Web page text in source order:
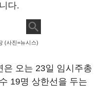
다.
(사진=뉴시스)
은 오는 23일 임시주총
19명 상한선을 두는